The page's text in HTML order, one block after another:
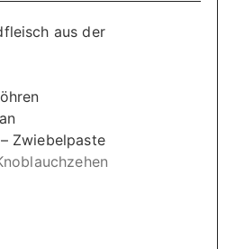
aus der
Zwiebelpaste